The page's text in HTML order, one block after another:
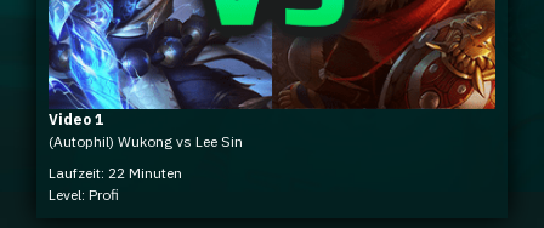
Video 1
(Autophil) Wukong vs Lee Sin
Laufzeit: 22 Minuten
Level: Profi